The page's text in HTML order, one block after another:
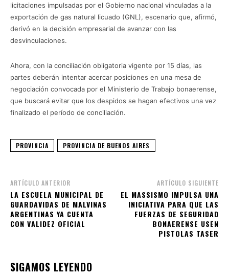
licitaciones impulsadas por el Gobierno nacional vinculadas a la
exportación de gas natural licuado (GNL), escenario que, afirmó,
derivó en la decisión empresarial de avanzar con las
desvinculaciones.
Ahora, con la conciliación obligatoria vigente por 15 días, las
partes deberán intentar acercar posiciones en una mesa de
negociación convocada por el Ministerio de Trabajo bonaerense,
que buscará evitar que los despidos se hagan efectivos una vez
finalizado el período de conciliación.
PROVINCIA PROVINCIA DE BUENOS AIRES
ARTÍCULO ANTERIOR
LA ESCUELA MUNICIPAL DE
GUARDAVIDAS DE MALVINAS
ARGENTINAS YA CUENTA
CON VALIDEZ OFICIAL
ARTÍCULO SIGUIENTE
EL MASSISMO IMPULSA UNA
INICIATIVA PARA QUE LAS
FUERZAS DE SEGURIDAD
BONAERENSE USEN
PISTOLAS TASER
SIGAMOS LEYENDO